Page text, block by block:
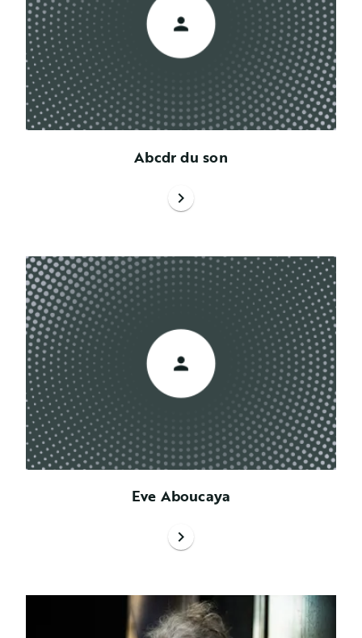
Abcdr du son
chevron_right
Eve Aboucaya
chevron_right